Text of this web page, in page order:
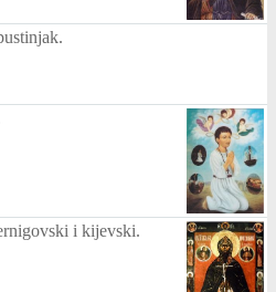
i kijevski.